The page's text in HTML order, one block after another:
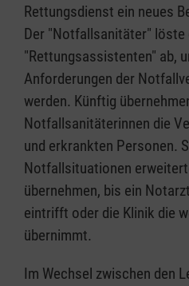
Rettungsdienst ein neues
Der "Notfallsanitäter" löste
"Rettungsassistenten" ab,
Anforderungen der
werden. Künftig
Notfallsanitäterinnen die
und erkrankten Personen.
Notfallsituationen
übernehmen, bis ein
eintrifft oder die Klinik die
übernimmt.
Im Wechsel zwischen den